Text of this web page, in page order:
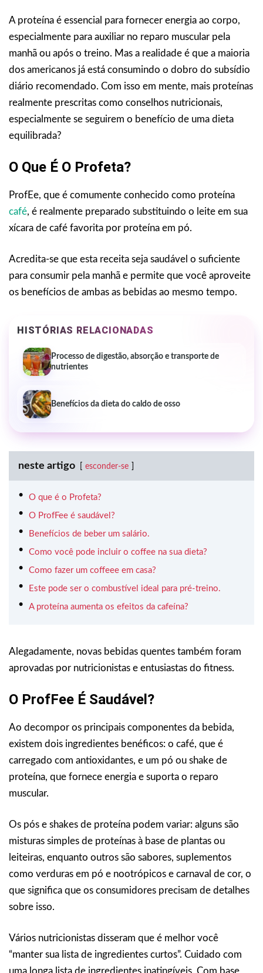
A proteína é essencial para fornecer energia ao corpo,
especialmente para auxiliar no reparo muscular pela
manhã ou após o treino. Mas a realidade é que a maioria
dos americanos já está consumindo o dobro do subsídio
diário recomendado. Com isso em mente, mais proteínas
realmente prescritas como conselhos nutricionais,
especialmente se seguirem o benefício de uma dieta
equilibrada?
O Que É O Profeta?
ProfEe, que é comumente conhecido como proteína
café, é realmente preparado substituindo o leite em sua
xícara de café favorita por proteína em pó.
Acredita-se que esta receita seja saudável o suficiente
para consumir pela manhã e permite que você aproveite
os benefícios de ambas as bebidas ao mesmo tempo.
HISTÓRIAS RELACIONADAS
Processo de digestão, absorção e transporte de
nutrientes
Benefícios da dieta do caldo de osso
neste artigo esconder-se
O que é o Profeta?
O ProfFee é saudável?
Benefícios de beber um salário.
Como você pode incluir o coffee na sua dieta?
Como fazer um coffeee em casa?
Este pode ser o combustível ideal para pré-treino.
A proteína aumenta os efeitos da cafeína?
Alegadamente, novas bebidas quentes também foram
aprovadas por nutricionistas e entusiastas do fitness.
O ProfFee É Saudável?
Ao decompor os principais componentes da bebida,
existem dois ingredientes benéficos: o café, que é
carregado com antioxidantes, e um pó ou shake de
proteína, que fornece energia e suporta o reparo
muscular.
Os pós e shakes de proteína podem variar: alguns são
misturas simples de proteínas à base de plantas ou
leiteiras, enquanto outros são sabores, suplementos
como verduras em pó e nootrópicos e carnaval de cor, o
que significa que os consumidores precisam de detalhes
sobre isso.
Vários nutricionistas disseram que é melhor você
“manter sua lista de ingredientes curtos”. Cuidado com
uma longa lista de ingredientes inatingíveis. Com base